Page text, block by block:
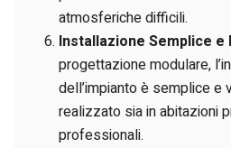
atmosferiche difficili.
Installazione Semplice e
progettazione modulare,
dell’impianto è semplice
realizzato sia in abitazioni
professionali.